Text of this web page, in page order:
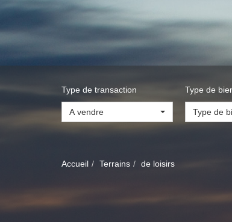
Type de transaction
A vendre
Type de
Type de
Accueil Terrains de loisirs